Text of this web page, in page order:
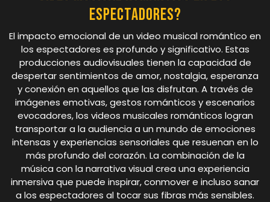
espectadores?
El impacto emocional de un video musical romántico en
los espectadores es profundo y significativo. Estas
producciones audiovisuales tienen la capacidad de
despertar sentimientos de amor, nostalgia, esperanza
y conexión en aquellos que las disfrutan. A través de
imágenes emotivas, gestos románticos y escenarios
evocadores, los videos musicales románticos logran
transportar a la audiencia a un mundo de emociones
intensas y experiencias sensoriales que resuenan en lo
más profundo del corazón. La combinación de la
música con la narrativa visual crea una experiencia
inmersiva que puede inspirar, conmover e incluso sanar
a los espectadores al tocar sus fibras más sensibles.